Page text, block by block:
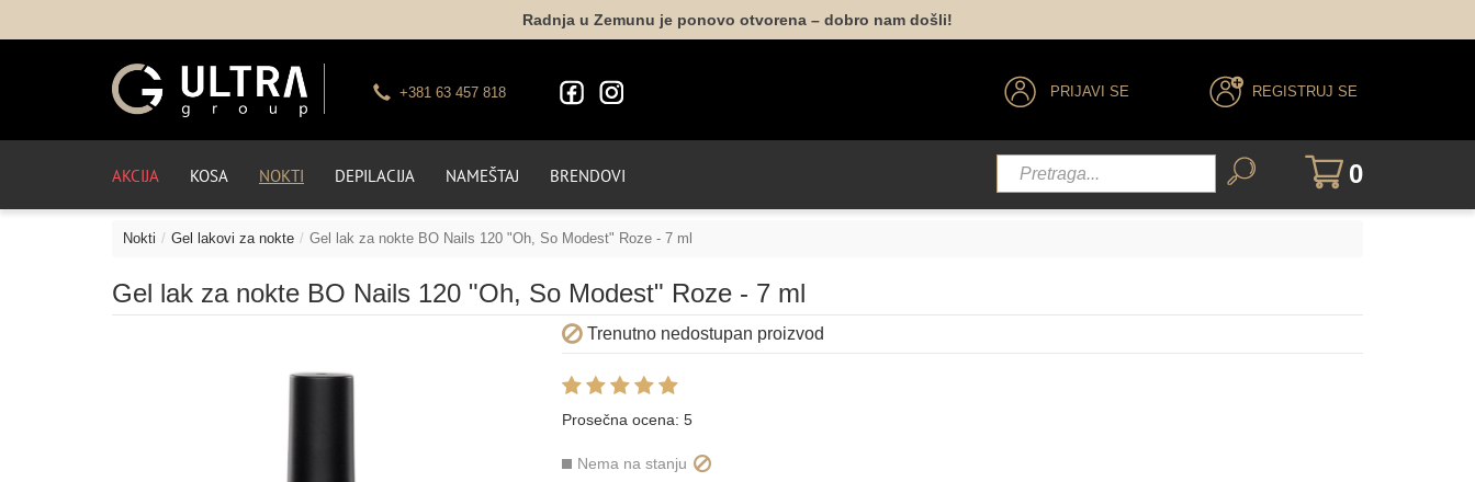
Radnja u Zemunu je ponovo otvorena – dobro nam došli!
+381 63 457 818 PRIJAVI SE REGISTRUJ SE
AKCIJA KOSA NOKTI DEPILACIJA NAMEŠTAJ BRENDOVI 0
Nokti Gel lakovi za nokte Gel lak za nokte BO Nails 120 "Oh, So Modest" Roze - 7 ml
Gel lak za nokte BO Nails 120 "Oh, So Modest" Roze - 7 ml
Trenutno nedostupan proizvod
Prosečna ocena:5
Nema na stanju